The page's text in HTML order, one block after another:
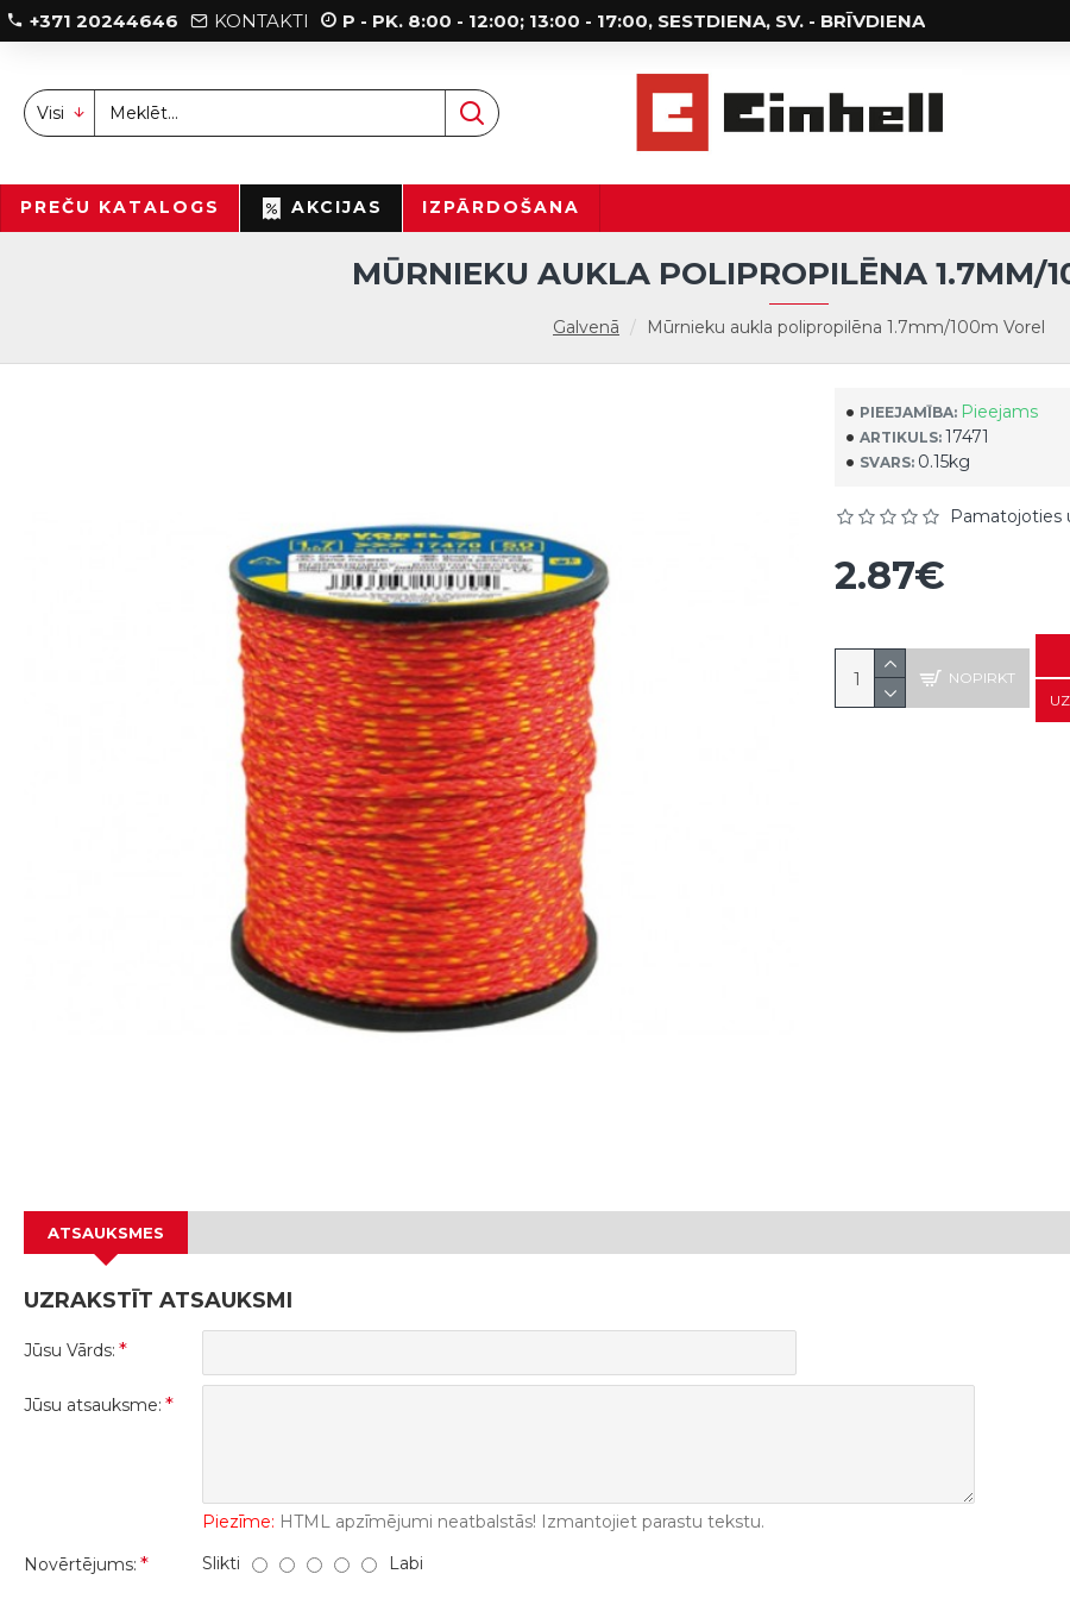
+371 20244646 KONTAKTI P - PK. 8:00 - 12:00; 13:00 - 17:00, SESTDIENA, SV. - BRĪVDIENA
Visi
PREČU KATALOGS AKCIJAS IZPĀRDOŠANA
Galvenā Mūrnieku aukla polipropilēna 1.7mm/100m Vorel
MŪRNIEKU AUKLA POLIPROPILĒNA 1.7MM/
PIEEJAMĪBA: Pieejams
ARTIKULS: 17471
SVARS: 0.15kg
Pamatojoties
2.87€
NOPIRKT
ATSAUKSMES
UZRAKSTĪT ATSAUKSMI
Jūsu Vārds:
Jūsu atsauksme:
Piezīme: HTML apzīmējumi neatbalstās! Izmantojiet parastu tekstu.
Novērtējums:
Slikti Labi